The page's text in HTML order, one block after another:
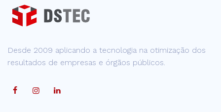
Desde 2009 aplicando a tecnologia na otimização dos
resultados de empresas e órgãos públicos.